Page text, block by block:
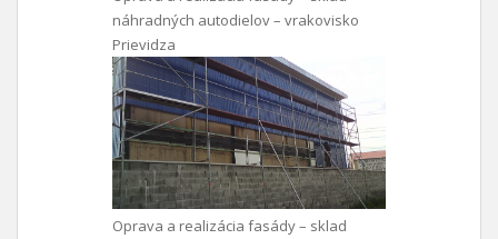
náhradných autodielov – vrakovisko
Prievidza
Oprava a realizácia fasády – sklad